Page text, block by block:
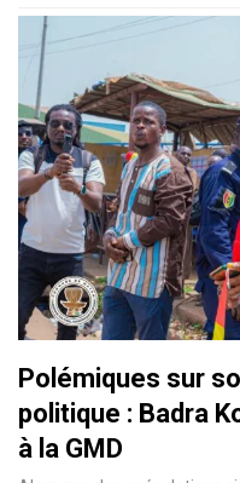
Polémiques sur
politique : Badra
à la GMD